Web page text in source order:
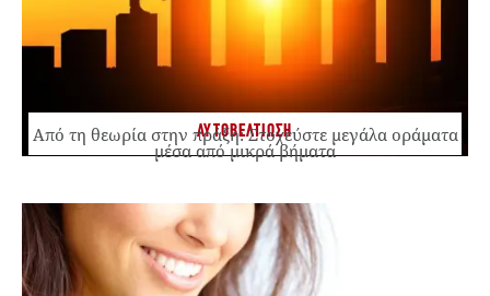
ΑΥΤΟΒΕΛΤΙΩΣΗ
Από τη θεωρία στην πράξη: Στοχεύστε μεγάλα οράματα
μέσα από μικρά βήματα